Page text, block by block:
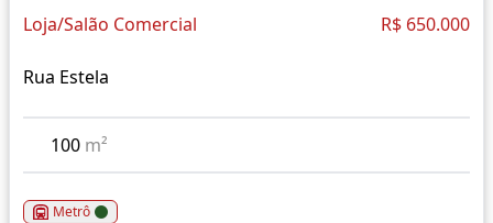
Loja/Salão Comercial R$ 650.000
Rua Estela
100 m²
Metrô